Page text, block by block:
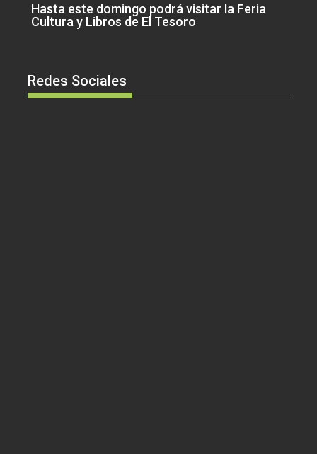
Hasta este domingo podrá visitar la Feria
Cultura y Libros de El Tesoro
Redes Sociales